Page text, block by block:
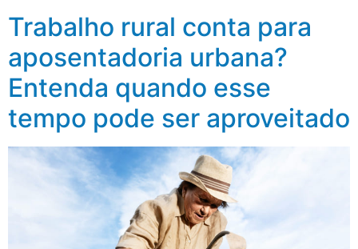
Trabalho rural conta para
aposentadoria urbana?
Entenda quando esse
tempo pode ser aproveitado